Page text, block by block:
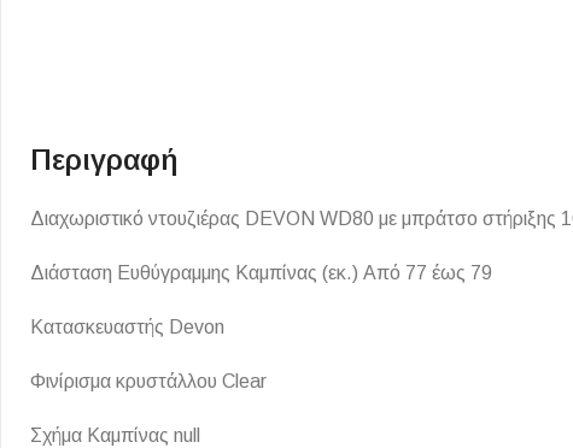
Τοίχου - Δαπέδου Μπάνιου
Πισίνας
Ειδικά Τεμάχια
Περιγραφή
Διαχωριστικό ντουζιέρας DEVON WD80 με μπράτσο
Διάσταση Ευθύγραμμης Καμπίνας (εκ.) Από 77 έως 79
Κατασκευαστής Devon
Φινίρισμα κρυστάλλου Clear
Σχήμα Καμπίνας null